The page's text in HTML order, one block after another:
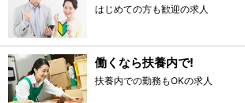
はじめての方も歓迎の求人
働くなら扶養内で!
扶養内での勤務もOKの求人